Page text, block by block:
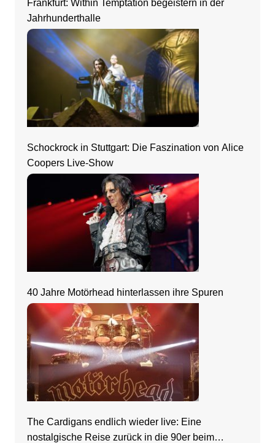
Frankfurt: Within Temptation begeistern in der
Jahrhunderthalle
Schockrock in Stuttgart: Die Faszination von Alice
Coopers Live-Show
40 Jahre Motörhead hinterlassen ihre Spuren
The Cardigans endlich wieder live: Eine
nostalgische Reise zurück in die 90er beim